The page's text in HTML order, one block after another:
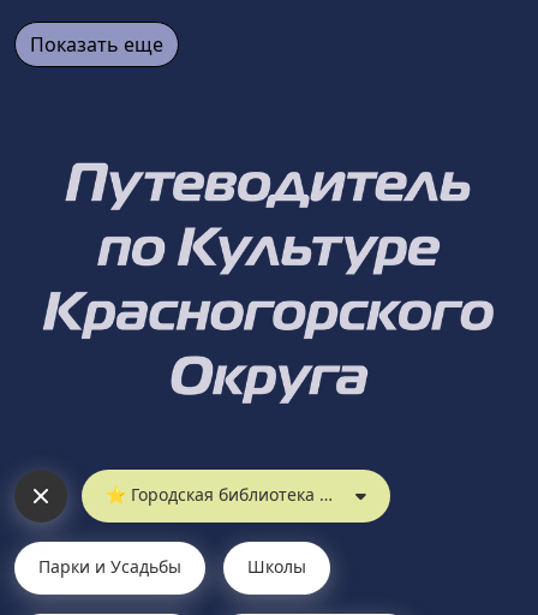
Показать еще
⭐︎ Городская библиотека № 1
Парки и Усадьбы Школы